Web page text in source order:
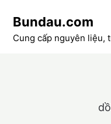
content
Bundau.com
Cung cấp nguyên liệu,